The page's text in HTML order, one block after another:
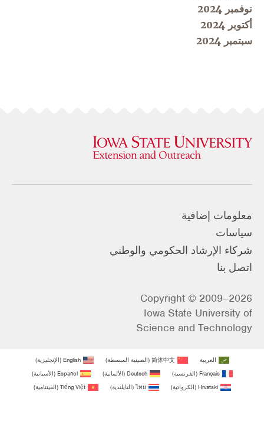
نوفمبر 2024
أكتوبر 2024
سبتمبر 2024
معلومات إضافية
سياسات
شركاء الإرشاد الحكومي والوطني
اتصل بنا
Copyright © 2009–2026
Iowa State University of
Science and Technology
العربية 简体中文
(الصينية المبسطة)
English
(الإنجليزية)
Français
(الفرنسية)
Deutsch
(الألمانية)
Español
(الأسبانية)
Hrvatski
(الكرواتية)
ไทย
(التايلندية)
Tiếng Việt
(الفيتنامية)